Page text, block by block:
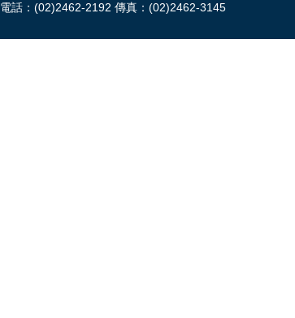
電話：(02)2462-2192 傳真：(02)2462-3145